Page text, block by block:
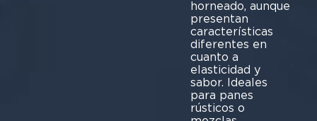
horneado, aunque
presentan
características
diferentes en
cuanto a
elasticidad y
sabor. Ideales
para panes
rústicos o